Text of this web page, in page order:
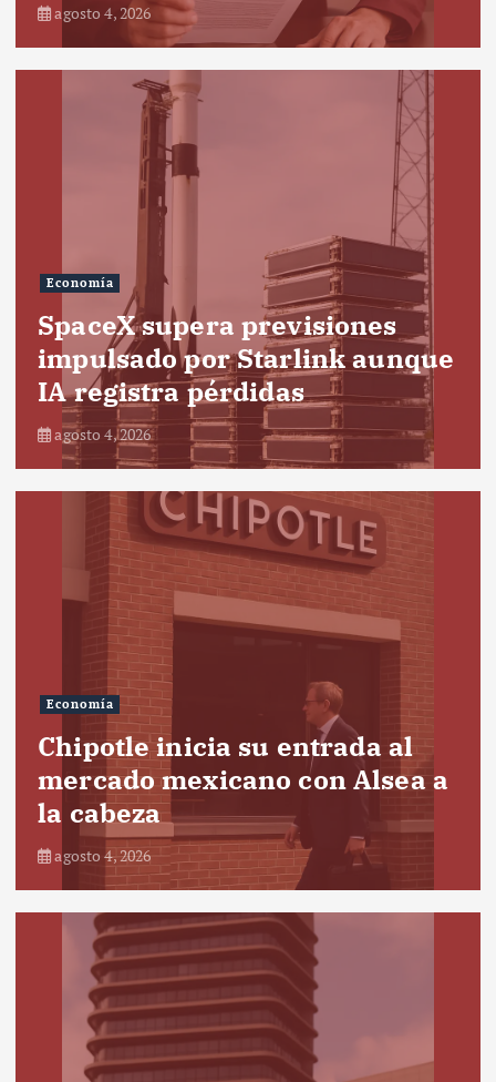
agosto 4, 2026
Economía
SpaceX supera previsiones
impulsado por Starlink aunque
IA registra pérdidas
agosto 4, 2026
Economía
Chipotle inicia su entrada al
mercado mexicano con Alsea a
la cabeza
agosto 4, 2026